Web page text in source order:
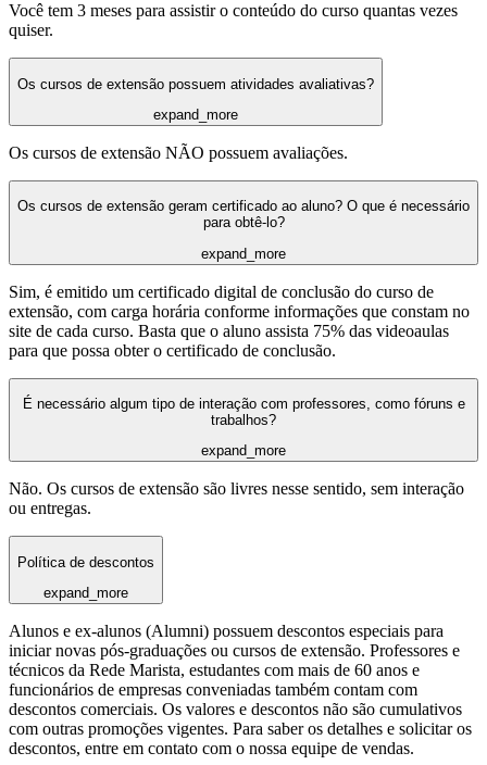
Você tem 3 meses para assistir o conteúdo do curso quantas vezes
quiser.
Os cursos de extensão possuem atividades avaliativas?
expand_more
Os cursos de extensão NÃO possuem avaliações.
Os cursos de extensão geram certificado ao aluno? O que é necessário
para obtê-lo?
expand_more
Sim, é emitido um certificado digital de conclusão do curso de
extensão, com carga horária conforme informações que constam no
site de cada curso. Basta que o aluno assista 75% das videoaulas
para que possa obter o certificado de conclusão.
É necessário algum tipo de interação com professores, como fóruns e
trabalhos?
expand_more
Não. Os cursos de extensão são livres nesse sentido, sem interação
ou entregas.
Política de descontos
expand_more
Alunos e ex-alunos (Alumni) possuem descontos especiais para
iniciar novas pós-graduações ou cursos de extensão. Professores e
técnicos da Rede Marista, estudantes com mais de 60 anos e
funcionários de empresas conveniadas também contam com
descontos comerciais. Os valores e descontos não são cumulativos
com outras promoções vigentes. Para saber os detalhes e solicitar os
descontos, entre em contato com o nossa equipe de vendas.